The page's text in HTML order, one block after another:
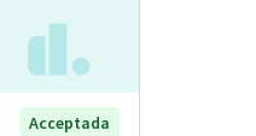
Acceptada